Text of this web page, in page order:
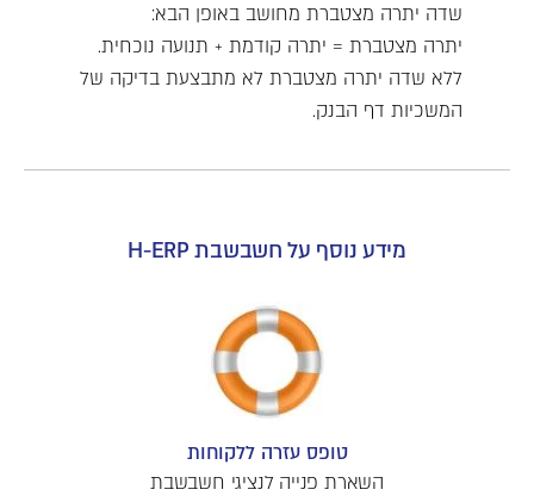
שדה יתרה מצטברת מחושב באופן הבא:
יתרה מצטברת = יתרה קודמת + תנועה נוכחית.
ללא שדה יתרה מצטברת לא מתבצעת בדיקה של
המשכיות דף הבנק.
מידע נוסף על חשבשבת H-ERP
טופס עזרה ללקוחות
השארת פנייה לנציגי חשבשבת